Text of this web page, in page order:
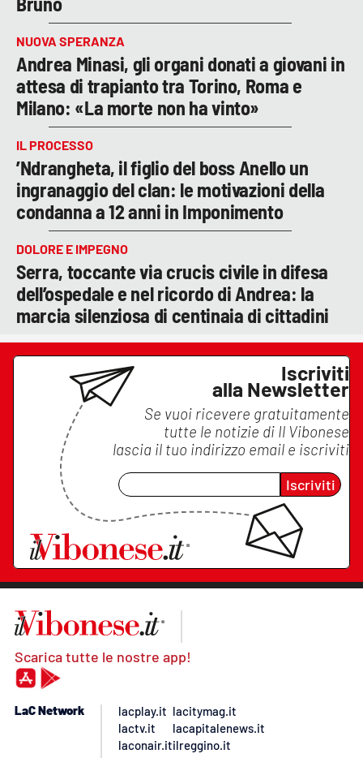
NUOVA SPERANZA
Andrea Minasi, gli organi donati a giovani in
attesa di trapianto tra Torino, Roma e
Milano: «La morte non ha vinto»
IL PROCESSO
’Ndrangheta, il figlio del boss Anello un
ingranaggio del clan: le motivazioni della
condanna a 12 anni in Imponimento
DOLORE E IMPEGNO
Serra, toccante via crucis civile in difesa
dell’ospedale e nel ricordo di Andrea: la
marcia silenziosa di centinaia di cittadini
Iscriviti
alla Newsletter
Se vuoi ricevere gratuitamente
tutte le notizie di Il Vibonese
lascia il tuo indirizzo email e iscriviti
Iscriviti
Scarica tutte le nostre app!
LaC Network
lacplay.it
lactv.it
laconair.it
lacitymag.it
lacapitalenews.it
ilreggino.it